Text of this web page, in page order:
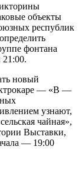
объекты
республик
фонтана
новый
— «В —
узнают,
чайная»,
Выставки,
— 19:00